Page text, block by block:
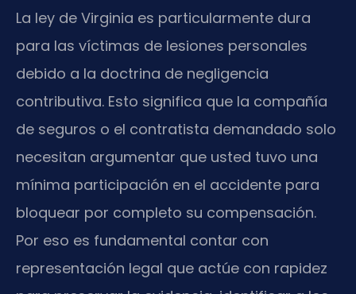
La ley de Virginia es particularmente dura
para las víctimas de lesiones personales
debido a la doctrina de negligencia
contributiva. Esto significa que la compañía
de seguros o el contratista demandado solo
necesitan argumentar que usted tuvo una
mínima participación en el accidente para
bloquear por completo su compensación.
Por eso es fundamental contar con
representación legal que actúe con rapidez